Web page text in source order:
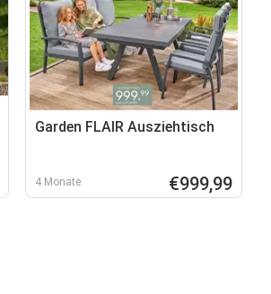
Garden FLAIR Ausziehtisch
4 Monate €999,99